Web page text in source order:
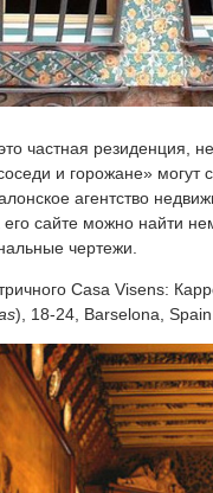
частная резиденция,
и горожане» могут
агентство
сайте можно найти
чертежи.
Casa Visens:
), 18-24, Barselona, Spain